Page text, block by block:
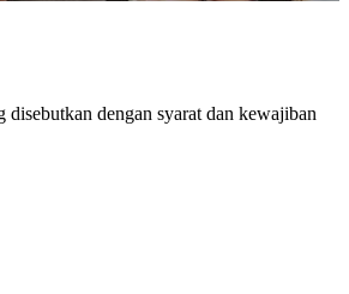
dengan syarat dan kewajiban